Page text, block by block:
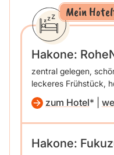
Mein
Hakone:
zentral gelegen,
leckeres Frühstück,
zum Hotel
Hakone: